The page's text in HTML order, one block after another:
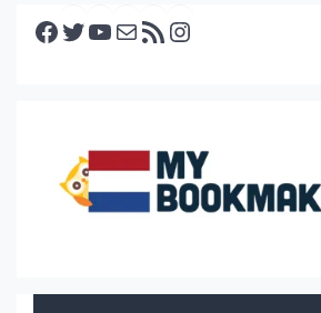
Facebook Twitter YouTube E-mail RSS feed